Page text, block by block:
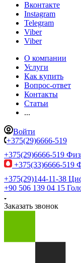
Вконтакте
Instagram
Telegram
Viber
Viber
О компании
Услуги
Как купить
Вопрос-ответ
Контакты
Статьи
...
Войти
+375(29)6666-519
+375(29)6666-519
+375(33)6666-519
+375(29)144-11-38
+90 506 139 04 15
Заказать звонок